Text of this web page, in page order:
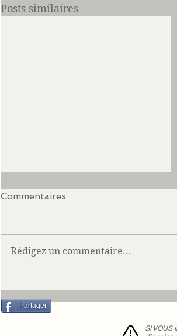
Posts similaires
Commentaires
Rédigez un commentaire...
Partager
SI VOUS